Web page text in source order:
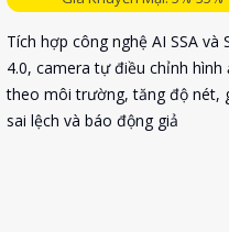
Tích hợp công nghệ AI SSA và
4.0, camera tự điều chỉnh hình
theo môi trường, tăng độ nét,
sai lệch và báo động giả